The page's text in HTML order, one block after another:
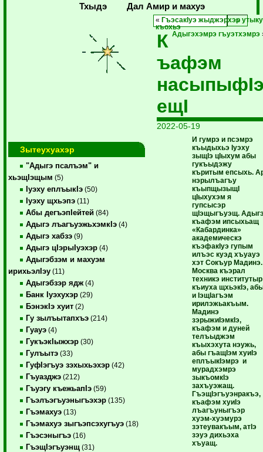
Тхыдэ
Дал Амир и махуэ
Зытеухуахэр
"Адыгэ псалъэм" и
хьэщIэщым (5)
Iуэху еплъыкIэ (50)
Iуэху щхьэпэ (11)
Абы дегъэпIейтей (84)
Адыгэ лъагъуэжьхэмкIэ (4)
Адыгэ хабзэ (9)
Адыгэ цIэрыIуэхэр (4)
Адыгэбзэм и махуэм
ирихьэлIэу (11)
Адыгэбзэр ядж (4)
Банк Iуэхухэр (29)
БэнэкIэ хуит (2)
Гу зылъытапхъэ (214)
Гуауэ (4)
ГукъэкIыжхэр (30)
Гулъытэ (33)
ГуфIэгъуэ зэхыхьэхэр (42)
Гъуазджэ (212)
Гъуэгу къежьапIэ (59)
Гъэлъэгъуэныгъэхэр (135)
Гъэмахуэ (13)
Гъэмахуэ зыгъэпсэхугъуэ (18)
Гъэсэныгъэ (16)
ГъэщIэгъуэнщ (31)
« ГъэсакIуэ жыджэрхэр утыку
къохьэ
Адыгэхэмрэ гъуэтхэмрэ
К
ъафэм
ещI
2022-05-19
И гумрэ и псэмрэ
къыдыхьэ Iуэху
зыщIэ цIыхум абы
гукъыдэжу
къритым епсыхь.
нэрылъагъу
къыпщызыщI
цIыхухэм я
гупсысэр
щIэщыгъуэщ.
къафэм ипсыхьащ
«Кабардинка»
академическэ
къэфакIуэ гупым
илъэс куэд хъуауэ
хэт Сокъур Мадинэ.
Москва къэрал
техникэ институтыр
къиуха щхьэкIэ,
и IэщIагъэм
ирилэжьакъым.
Мадинэ
зэрыжиIэмкIэ,
къафэм и дуней
телъыджэм
къыхэхута нэужь,
абы гъащIэм хуиIэ
еплъыкIэмрэ и
мурадхэмрэ
зыкъомкIэ
захъуэжащ.
ГъэщIэгъуэнракъэ,
къафэм хуиIэ
лъагъуныгъэр
хуэм-хуэмурэ
зэтеувакъым, атIэ
зэуэ дихьэха
хъуащ.